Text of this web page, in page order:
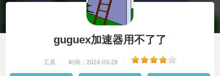
guguex加速器用不了了
工具 时间：2024-03-28